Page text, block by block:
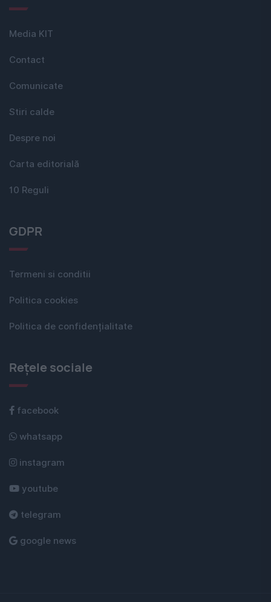
Media KIT
Contact
Comunicate
Stiri calde
Despre noi
Carta editorială
10 Reguli
GDPR
Termeni si conditii
Politica cookies
Politica de confidențialitate
Rețele sociale
facebook
whatsapp
instagram
youtube
telegram
google news